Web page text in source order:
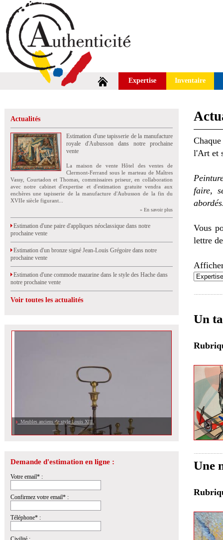
Expertise Inventaire
Actualités
Estimation d'une tapisserie de la manufacture
royale d'Aubusson dans notre prochaine
vente
La maison de vente Hôtel des ventes de
Clermont-Ferrand sous le marteau de Maîtres
Vassy, Courtadon et Thomas, commissaires priseur, en collaboration
avec notre cabinet d'expertise et d'estimation gratuite vendra aux
enchères une tapisserie de la manufacture d'Aubusson de la fin du
XVIIe siècle figurant...
» En savoir plus
Estimation d'une paire d'appliques néoclassique dans notre
prochaine vente
Estimation d'un bronze signé Jean-Louis Grégoire dans notre
prochaine vente
Estimation d'une commode mazarine dans le style des Hache dans
notre prochaine vente
Voir toutes les actualités
Meubles anciens de style Louis XIII.
Demande d'estimation en ligne :
Votre email* :
Confirmez votre email* :
Téléphone* :
l'Art et
faire,
Vous
lettre
Un
Une